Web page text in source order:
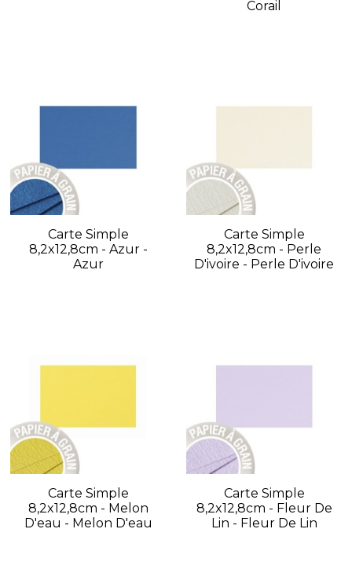
Corail
Carte Simple
8,2x12,8cm - Azur -
Azur
Carte Simple
8,2x12,8cm - Perle
D'ivoire - Perle D'ivoire
Carte Simple
8,2x12,8cm - Melon
D'eau - Melon D'eau
Carte Simple
8,2x12,8cm - Fleur De
Lin - Fleur De Lin